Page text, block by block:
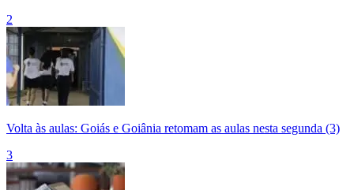
2
Volta às aulas: Goiás e Goiânia retomam as aulas nesta segunda (3)
3